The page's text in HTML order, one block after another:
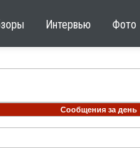
Интервью Фото
Сообщения за день